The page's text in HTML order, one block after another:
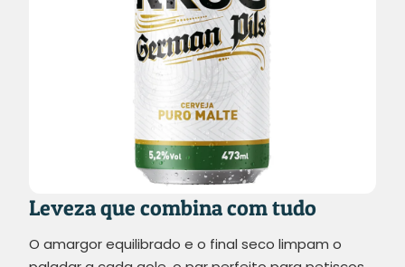
Leveza que combina com tudo
O amargor equilibrado e o final seco limpam o